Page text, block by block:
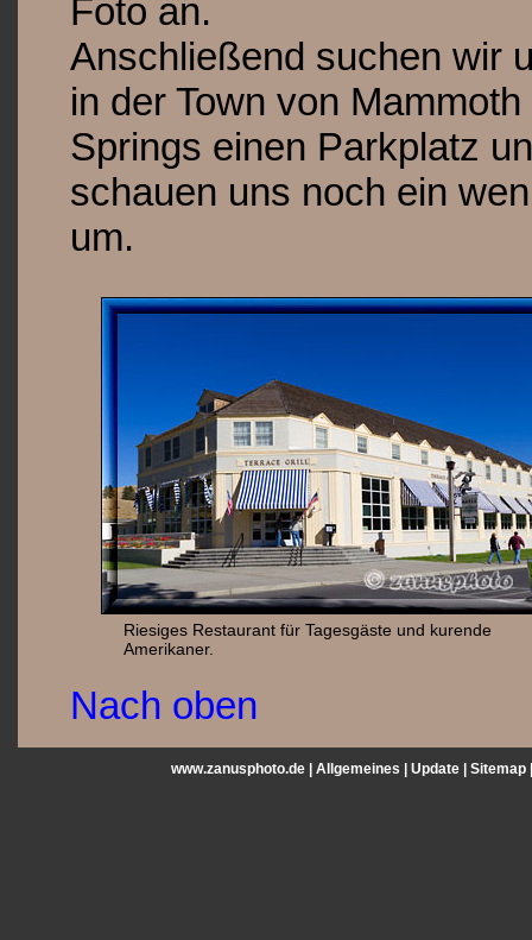
Foto an.
Anschließend suchen wir
in der Town von
Springs einen Parkplatz
schauen uns noch ein
um.
Riesiges Restaurant für Tagesgäste und kurende
Amerikaner.
Nach oben
www.zanusphoto.de | Allgemeines Update Sitemap